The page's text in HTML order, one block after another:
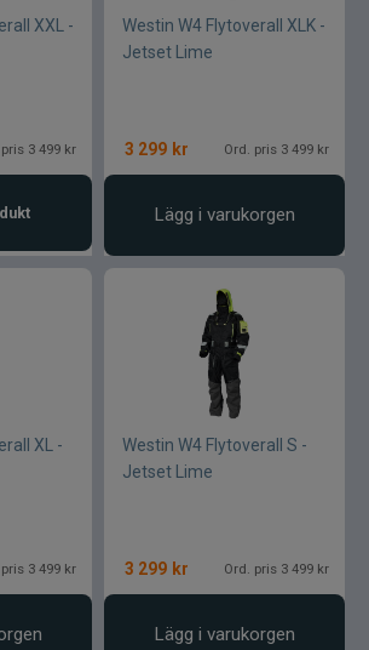
XXL -
3 499 kr
Westin W4 Flytoverall XLK -
Jetset Lime
3 299 kr Ord. pris 3 499 kr
Lägg i varukorgen
XL -
3 499 kr
Westin W4 Flytoverall S -
Jetset Lime
3 299 kr Ord. pris 3 499 kr
Lägg i varukorgen